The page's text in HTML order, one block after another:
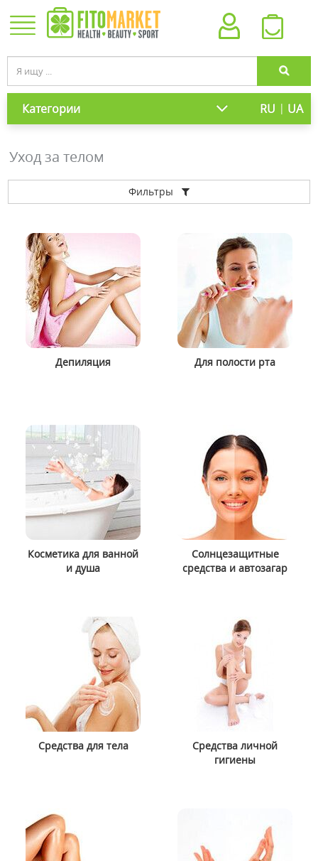
Категории RU | UA
Уход за телом
Фильтры
Депиляция Для полости рта
Косметика для ванной
и душа
Солнцезащитные
средства и автозагар
Средства для тела
Средства личной
гигиены